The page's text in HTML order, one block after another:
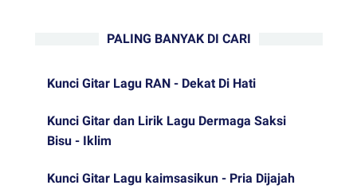
PALING BANYAK DI CARI
Kunci Gitar Lagu RAN - Dekat Di Hati
Kunci Gitar dan Lirik Lagu Dermaga Saksi
Bisu - Iklim
Kunci Gitar Lagu kaimsasikun - Pria Dijajah